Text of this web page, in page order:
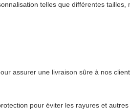
telles que différentes
assurer une livraison sûre à nos
pour éviter les rayures et